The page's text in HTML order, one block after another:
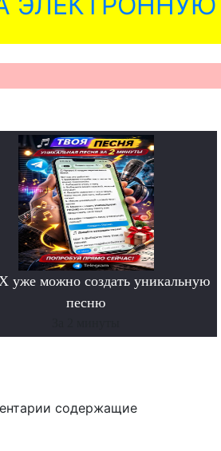
уже можно создать уникальную
песню
содержащие